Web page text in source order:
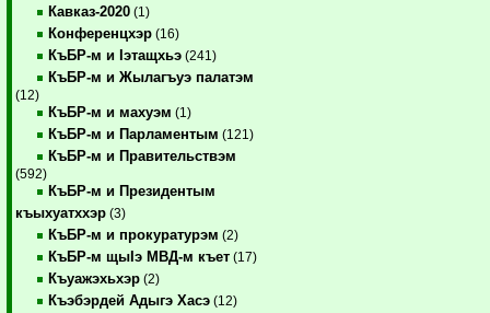
Кавказ-2020 (1)
Конференцхэр (16)
КъБР-м и Iэтащхьэ (241)
КъБР-м и Жылагъуэ палатэм
(12)
КъБР-м и махуэм (1)
КъБР-м и Парламентым (121)
КъБР-м и Правительствэм
(592)
КъБР-м и Президентым
къыхуатххэр (3)
КъБР-м и прокуратурэм (2)
КъБР-м щыIэ МВД-м къет (17)
Къуажэхьхэр (2)
Къэбэрдей Адыгэ Хасэ (12)